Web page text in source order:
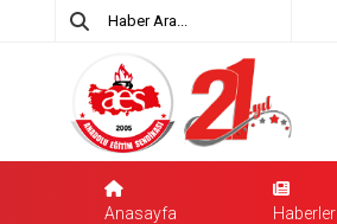
Anasayfa Haberler